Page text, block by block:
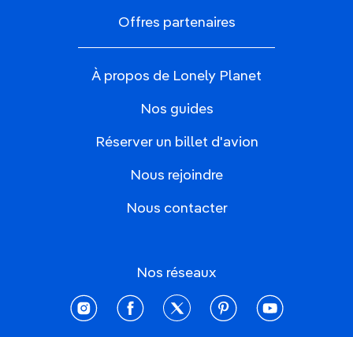
Offres partenaires
À propos de Lonely Planet
Nos guides
Réserver un billet d'avion
Nous rejoindre
Nous contacter
Nos réseaux
instagramfacebooktwitter pinterestyoutube